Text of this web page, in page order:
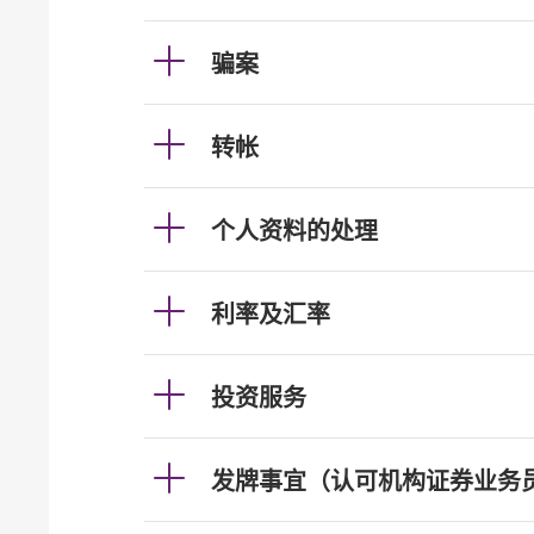
骗案
转帐
个人资料的处理
利率及汇率
投资服务
发牌事宜（认可机构证券业务